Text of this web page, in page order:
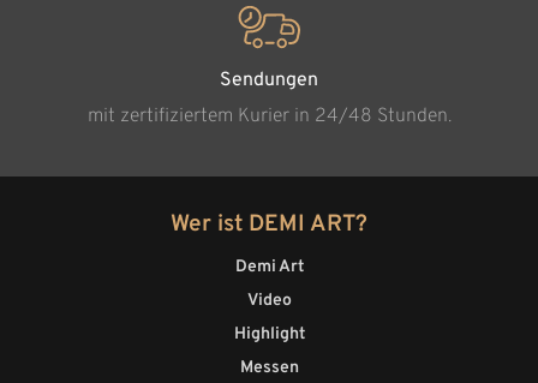
Sendungen
mit zertifiziertem Kurier in 24/48 Stunden.
Wer ist DEMI ART?
Demi Art
Video
Highlight
Messen